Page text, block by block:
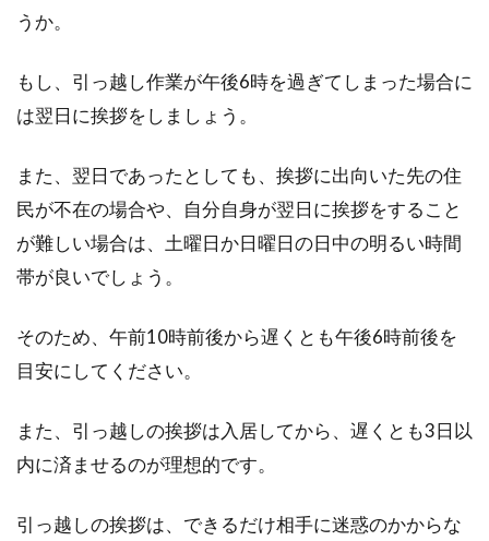
アパートのインテリアは難しい？や
っぱりシンプルが好き！
アパートにこれから引っ越そうと思っている方
めなのが「シ...
にかかる費用は誰が払う？
で玄関のドアが壊れてしまうことも少なくない
といいます。...
うか。
もし、引っ越し作業が午後6時を過ぎてしまった場合に
は翌日に挨拶をしましょう。
また、翌日であったとしても、挨拶に出向いた先の住
民が不在の場合や、自分自身が翌日に挨拶をすること
が難しい場合は、土曜日か日曜日の日中の明るい時間
帯が良いでしょう。
そのため、午前10時前後から遅くとも午後6時前後を
目安にしてください。
また、引っ越しの挨拶は入居してから、遅くとも3日以
内に済ませるのが理想的です。
引っ越しの挨拶は、できるだけ相手に迷惑のかからな